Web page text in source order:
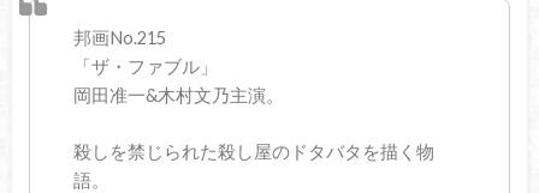
邦画No.215
「ザ・ファブル」
岡田准一&木村文乃主演。
殺しを禁じられた殺し屋のドタバタを描く物
語。